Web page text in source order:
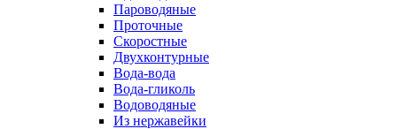
Пароводяные
Проточные
Скоростные
Двухконтурные
Вода-вода
Вода-гликоль
Водоводяные
Из нержавейки